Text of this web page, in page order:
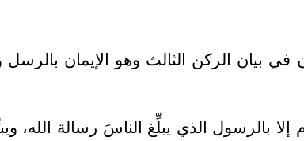
بيان الركن الثالث وهو الإيمان بالرسل
بالرسول الذي يبلِّغ الناسَ رسالة الله،